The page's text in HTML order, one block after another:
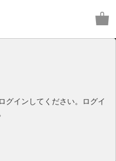
グインしてください。ログイ